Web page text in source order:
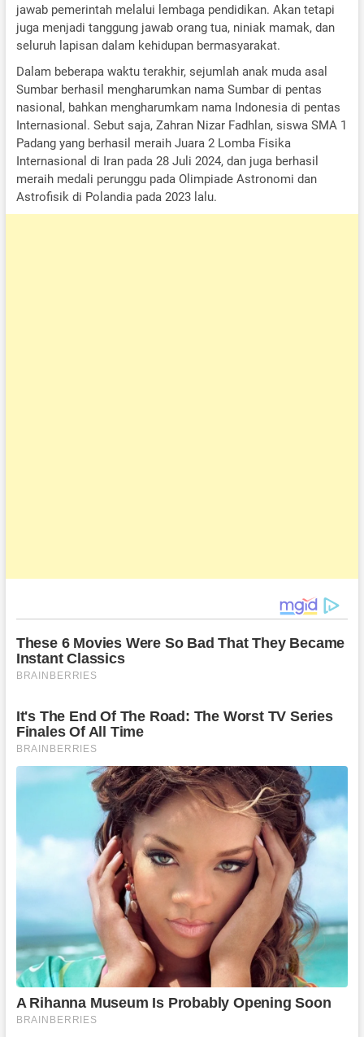
jawab pemerintah melalui lembaga pendidikan. Akan tetapi
juga menjadi tanggung jawab orang tua, niniak mamak, dan
seluruh lapisan dalam kehidupan bermasyarakat.
Dalam beberapa waktu terakhir, sejumlah anak muda asal
Sumbar berhasil mengharumkan nama Sumbar di pentas
nasional, bahkan mengharumkam nama Indonesia di pentas
Internasional. Sebut saja, Zahran Nizar Fadhlan, siswa SMA 1
Padang yang berhasil meraih Juara 2 Lomba Fisika
Internasional di Iran pada 28 Juli 2024, dan juga berhasil
meraih medali perunggu pada Olimpiade Astronomi dan
Astrofisik di Polandia pada 2023 lalu.